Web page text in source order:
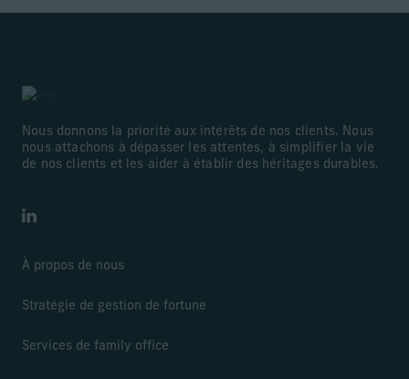
Nous donnons la priorité aux intérêts de nos clients. Nous
nous attachons à dépasser les attentes, à simplifier la vie
de nos clients et les aider à établir des héritages durables.
LinkedIn
À propos de nous
Stratégie de gestion de fortune
Services de family office